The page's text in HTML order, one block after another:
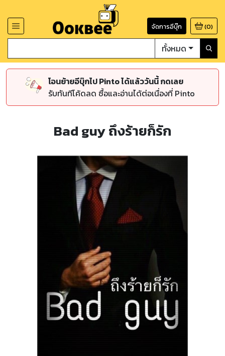
จัดการอีบุ๊ก (0)
ทั้งหมด
โอนย้ายอีบุ๊กไป Pinto ได้แล้ววันนี้ กดเลย
รับทันทีโค้ดลด ซื้อและอ่านได้ต่อเนื่องที่ Pinto
Bad guy ถึงร้ายก็รัก